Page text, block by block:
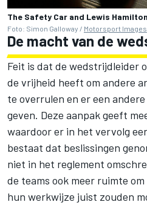
The Safety Car and Lewis
Foto: Simon Galloway / Motorsport Images
De macht van de
Feit is dat de wedstrijdleider
de vrijheid heeft om andere
te overrulen en er een
geven. Deze aanpak geeft
waardoor er in het vervolg
bestaat dat beslissingen
niet in het reglement
de teams ook meer ruimte
hun werkwijze juist zouden